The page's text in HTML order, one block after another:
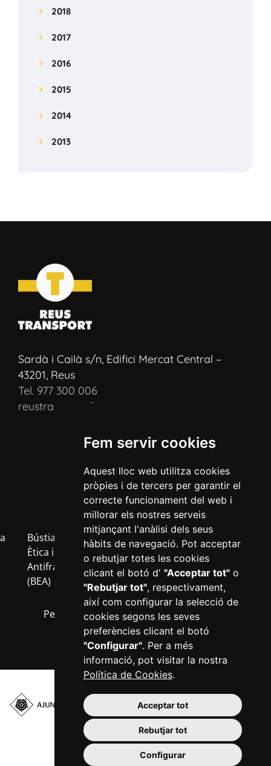
Fem servir cookies
Aquest lloc web utilitza cookies
pròpies i de tercers per garantir el
correcte funcionament del web i
millorar els nostres serveis
mitjançant l'anàlisi dels seus
hàbits de navegació. Pot acceptar
o rebutjar totes les cookies
clicant el botó d' "Acceptar tot"o
"Rebutjar tot", respectivament,
així com configurar la selecció de
cookies segons les seves
preferències clicant el botó
"Configurar". Per a més
informació, pot visitar la nostra
Política de Cookies.
Acceptar tot
Rebutjar tot
Configurar
2018
2017
2016
2015
2014
2013
Sardà i Cailà s/n, Edifici Mercat Central –
43201, Reus
Tel. 977 300 006
reustransport@reustransport.cat
Bústia
Ètica i
Antifrau
(BEA)
Política
de
privacitat
Política
de
cookies
Avís
Legal
Perfil del contractant Transparència
Plaça del Mercadal ·
43201 Reus
977 010 010
ajuntament@reus.cat